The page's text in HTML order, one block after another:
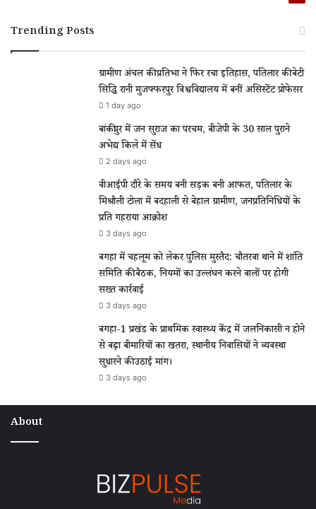
Trending Posts
ग्रामीण अंचल की प्रतिभा ने फिर रचा इतिहास, पतिलार की बेटी
सिद्धि रानी मुजफ्फरपुर विश्वविद्यालय में बनीं असिस्टेंट प्रोफेसर
1 day ago
बांकीपुर में जन सुराज का परचम, बीजेपी के 30 साल पुराने
अभेद्य किले में सेंध
2 days ago
वीआईपी दौरे के समय बनी सड़क बनी आफत, पतिलार के
मिश्रौली टोला में बदहाली से बेहाल ग्रामीण, जनप्रतिनिधियों के
प्रति गहराया आक्रोश
3 days ago
बगहा में चहलूम को लेकर पुलिस मुस्तैद: चौतरवा थाने में शांति
समिति की बैठक, नियमों का उल्लंघन करने वालों पर होगी
सख्त कार्रवाई
3 days ago
बगहा-1 प्रखंड के प्राथमिक स्वास्थ्य केंद्र में जलनिकासी न होने
से बढ़ा बीमारियों का खतरा, स्थानीय निवासियों ने व्यवस्था
सुधारने की उठाई मांग।
3 days ago
About